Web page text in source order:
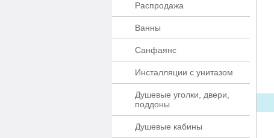
Распродажа
Ванны
Санфаянс
Инсталляции с унитазом
Душевые уголки, двери,
поддоны
Душевые кабины